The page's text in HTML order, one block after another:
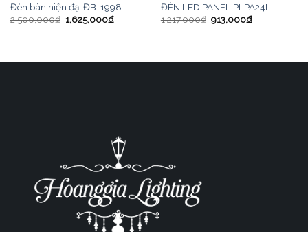
Đèn bàn hiện đại ĐB-1998
2,500,000₫ 1,625,000₫
ĐÈN LED PANEL PLPA24L
1,217,000₫ 913,000₫